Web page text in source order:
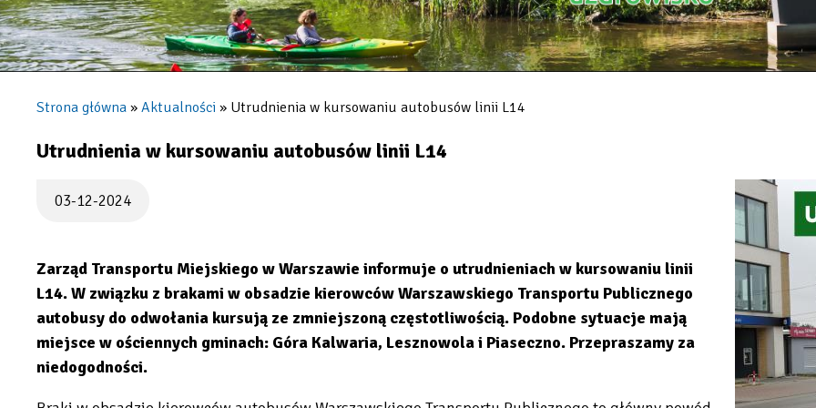
nawigacyjna
Strona główna Aktualności Utrudnienia w kursowaniu autobusów linii L14
Utrudnienia w kursowaniu autobusów linii L14
03-12-2024
Zarząd Transportu Miejskiego w Warszawie informuje o utrudnieniach w kursowaniu linii
L14. W związku z brakami w obsadzie kierowców Warszawskiego Transportu Publicznego
autobusy do odwołania kursują ze zmniejszoną częstotliwością. Podobne sytuacje mają
miejsce w ościennych gminach: Góra Kalwaria, Lesznowola i Piaseczno. Przepraszamy za
niedogodności.